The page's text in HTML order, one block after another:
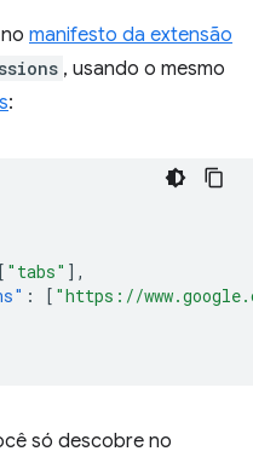
manifesto da extensão
, usando o mesmo
:
[ "tabs" ],
: [ "https://
só descobre no